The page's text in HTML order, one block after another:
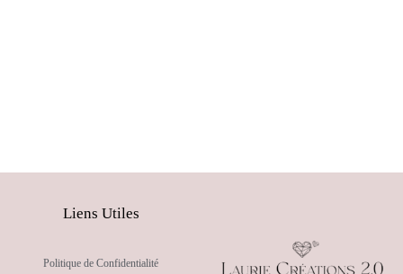
Liens Utiles
Politique de Confidentialité